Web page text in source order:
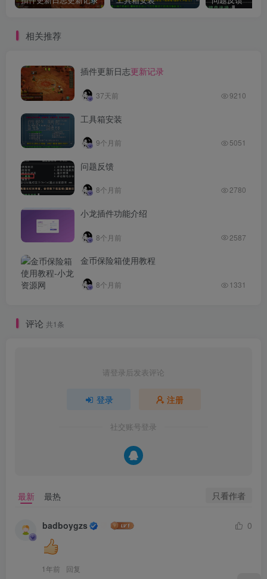
常用于 MITM（中间人攻击）场景。
🧨 原理：
攻击者通过发送不同 TCP 标志位包（如 SYN、FIN）探
测服务器开放端口；
获取系统运行服务信息，为后续攻击做准备。
⚠️ 影响：
泄露系统拓扑、服务类型；
成为攻击前的侦察阶段。
🛡️ 三、防御 TCP 攻击的常见策略
✅ 1. 针对 SYN Flood 攻击的防御
使用防火墙限制连接速率（以 iptables 为例）：
iptables -A INPUT -p tcp --syn -m limit --limit 1
部署专业的防 DDoS 网关或 CDN（如阿里云、
✅ 2. 针对 TCP RST 攻击的防御
启用 TLS/SSL 加密通信
设置更严格的序列号校验逻辑
相关推荐
插件更新日志更新记录
37天前 9210
工具箱安装
9个月前 5051
问题反馈
8个月前 2780
小龙插件功能介绍
8个月前 2587
金币保险箱使用教程
8个月前 1331
评论 共1条
请登录后发表评论
登录 注册
社交账号登录
最新 最热 只看作者
badboygzs 0
1年前 回复